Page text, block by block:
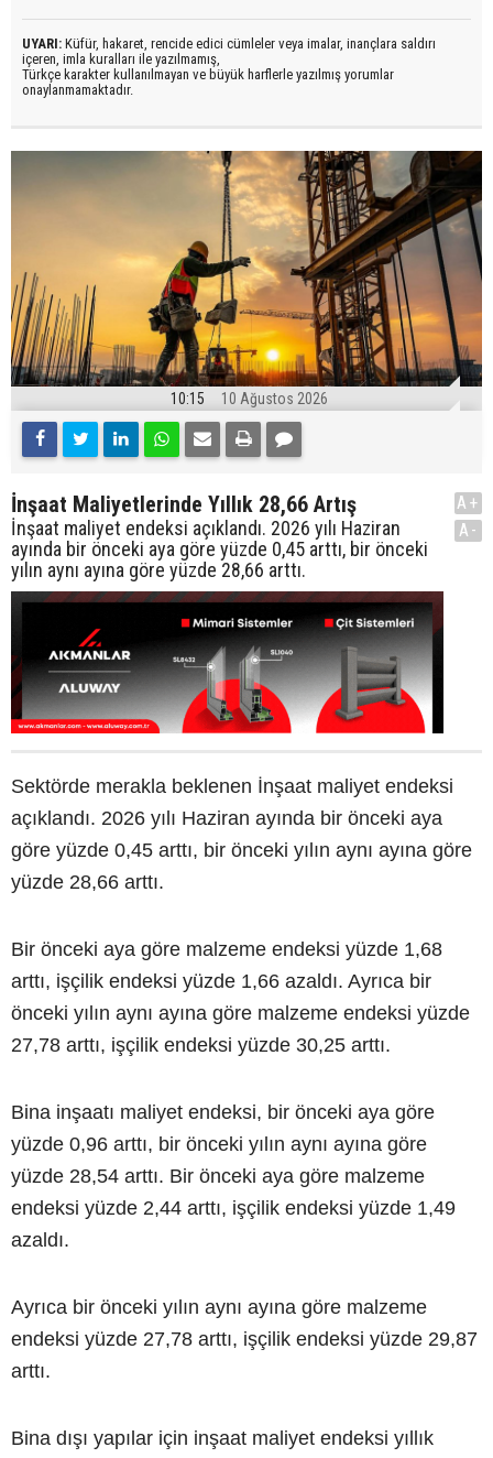
UYARI: Küfür, hakaret, rencide edici cümleler veya imalar, inançlara saldırı
içeren, imla kuralları ile yazılmamış,
Türkçe karakter kullanılmayan ve büyük harflerle yazılmış yorumlar
onaylanmamaktadır.
10:15 10 Ağustos 2026
İnşaat Maliyetlerinde Yıllık 28,66 Artış
İnşaat maliyet endeksi açıklandı. 2026 yılı Haziran
ayında bir önceki aya göre yüzde 0,45 arttı, bir önceki
yılın aynı ayına göre yüzde 28,66 arttı.
A+
A-
Sektörde merakla beklenen İnşaat maliyet endeksi
açıklandı. 2026 yılı Haziran ayında bir önceki aya
göre yüzde 0,45 arttı, bir önceki yılın aynı ayına göre
yüzde 28,66 arttı.
Bir önceki aya göre malzeme endeksi yüzde 1,68
arttı, işçilik endeksi yüzde 1,66 azaldı. Ayrıca bir
önceki yılın aynı ayına göre malzeme endeksi yüzde
27,78 arttı, işçilik endeksi yüzde 30,25 arttı.
Bina inşaatı maliyet endeksi, bir önceki aya göre
yüzde 0,96 arttı, bir önceki yılın aynı ayına göre
yüzde 28,54 arttı. Bir önceki aya göre malzeme
endeksi yüzde 2,44 arttı, işçilik endeksi yüzde 1,49
azaldı.
Ayrıca bir önceki yılın aynı ayına göre malzeme
endeksi yüzde 27,78 arttı, işçilik endeksi yüzde 29,87
arttı.
Bina dışı yapılar için inşaat maliyet endeksi yıllık